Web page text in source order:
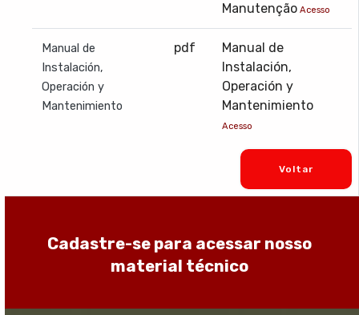
ManutençãoAcesso
Manual de
Instalación,
Operación y
Mantenimiento
pdf
Manual de
Instalación,
Operación y
Mantenimiento
Acesso
Voltar
Cadastre-se para acessar nosso
material técnico